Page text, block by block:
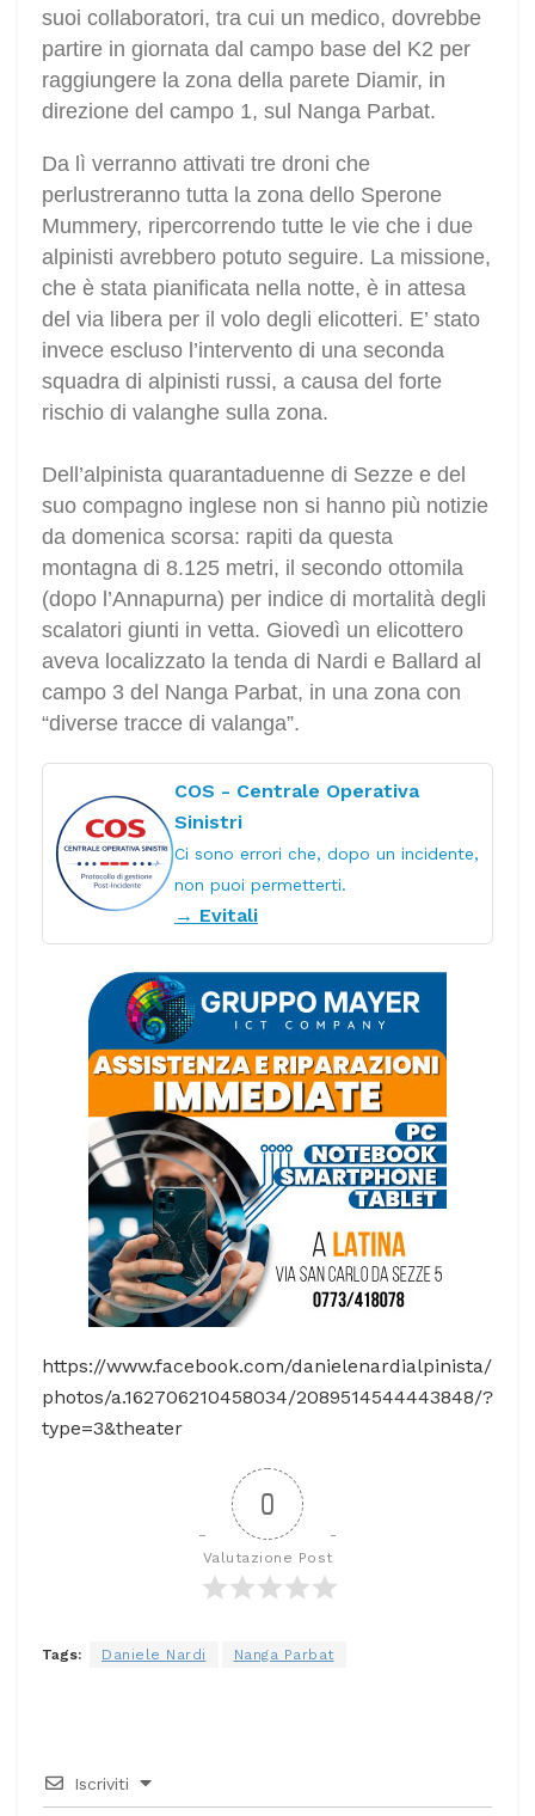
suoi collaboratori, tra cui un medico, dovrebbe
partire in giornata dal campo base del K2 per
raggiungere la zona della parete Diamir, in
direzione del campo 1, sul Nanga Parbat.
Da lì verranno attivati tre droni che
perlustreranno tutta la zona dello Sperone
Mummery, ripercorrendo tutte le vie che i due
alpinisti avrebbero potuto seguire. La missione,
che è stata pianificata nella notte, è in attesa
del via libera per il volo degli elicotteri. E’ stato
invece escluso l’intervento di una seconda
squadra di alpinisti russi, a causa del forte
rischio di valanghe sulla zona.
Dell’alpinista quarantaduenne di Sezze e del
suo compagno inglese non si hanno più notizie
da domenica scorsa: rapiti da questa
montagna di 8.125 metri, il secondo ottomila
(dopo l’Annapurna) per indice di mortalità degli
scalatori giunti in vetta. Giovedì un elicottero
aveva localizzato la tenda di Nardi e Ballard al
campo 3 del Nanga Parbat, in una zona con
“diverse tracce di valanga”.
COS - Centrale Operativa
Sinistri
Ci sono errori che, dopo un incidente,
non puoi permetterti.
→ Evitali
https://www.facebook.com/danielenardialpinista/
photos/a.162706210458034/2089514544443848/?
type=3&theater
0
Valutazione Post
Tags: Daniele Nardi Nanga Parbat
Iscriviti